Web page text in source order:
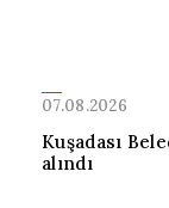
07.08.2026
Kuşadası
alındı